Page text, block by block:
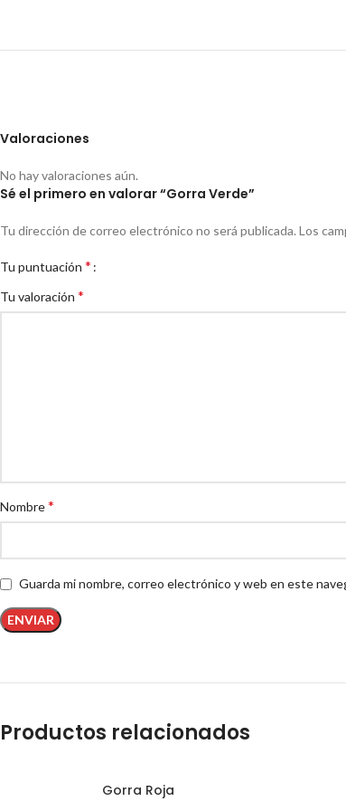
Valoraciones
No hay valoraciones aún.
Sé el primero en valorar “Gorra Verde”
Tu dirección de correo electrónico no será publicada. Los
Tu puntuación *
Tu valoración *
Nombre*
Guarda mi nombre, correo electrónico y web en este
Productos relacionados
Gorra Roja